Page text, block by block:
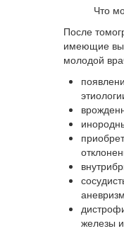
Что
После
имеющие
молодой
железы